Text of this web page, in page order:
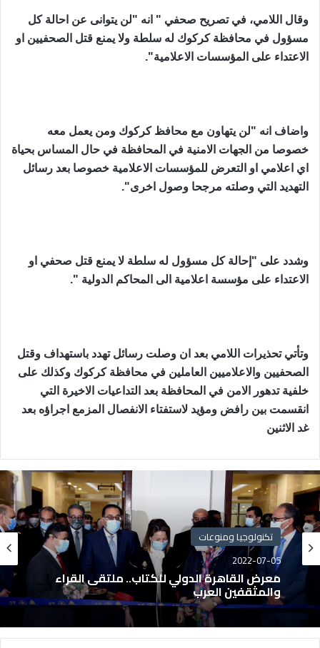
وقال اللامي، في تصريح صحفي " انه "لن يتوانى عن احالة كل
مسؤول في محافظة كركوك له سلطة ولا يمنع قتل الصحفيين او
الاعتداء على المؤسسات الاعلامية".
واضاف انه "لن يتهاون مع محافظ كركوك ومن يعمل معه
خصوصا من الجهات الامنية في المحافظة في حال المساس بحياة
اي اعلامي او التعرض للمؤسسات الاعلامية خصوصا بعد رسائل
التهديد التي وصلته مرجحا وصول اخرى".
وشدد على "إحالة كل مسؤول له سلطة لا يمنع قتل صحفي او
الاعتداء على مؤسسة اعلامية الى المحاكم الدولية ".
وتأتي تحذيرات اللامي بعد ان وصلت رسائل تهدد باستهداف وقتل
الصحفيين والاعلاميين العاملين في محافظة كركوك وكذلك على
خلفية تدهور الامن في المحافظة بعد التداعيات الاخيرة التي
انقسمت بين رافض ومؤيد لاستفتاء الانفصال المزمع اجراؤه بعد
غد الاثنين
تكنولوجيا ومنوعات
2022-07-05
معرض القاهرة الدولي للكتاب.. ملتقى القراء
والمثقفين العرب